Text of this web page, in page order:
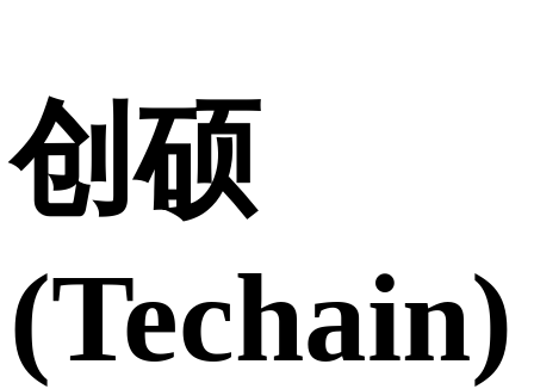
创硕
(Techain)